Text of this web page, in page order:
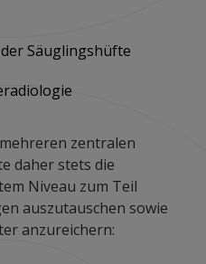
Säuglingshüfte
zentralen
daher stets die
Niveau zum Teil
auszutauschen sowie
anzureichern: